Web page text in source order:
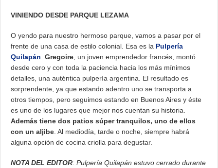
VINIENDO DESDE PARQUE LEZAMA
O yendo para nuestro hermoso parque, vamos a pasar por el
frente de una casa de estilo colonial. Esa es la Pulpería
Quilapán .Gregoire , un joven emprendedor francés, montó
desde cero y con toda la paciencia hacia los más mínimos
detalles, una auténtica pulpería argentina. El resultado es
sorprendente, ya que estando adentro uno se transporta a
otros tiempos, pero seguimos estando en Buenos Aires y éste
es uno de los lugares que mejor nos cuentan su historia.
Además tiene dos patios súper tranquilos, uno de ellos
con un aljibe . Al mediodía, tarde o noche, siempre habrá
alguna opción de cocina criolla para degustar.
NOTA DEL EDITOR: Pulpería Quilapán estuvo cerrado durante